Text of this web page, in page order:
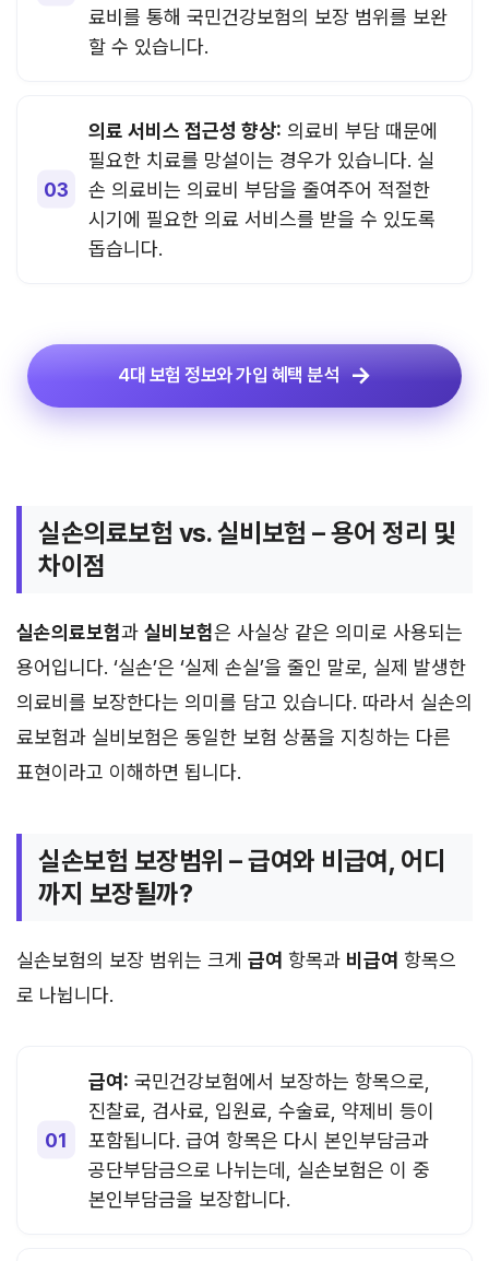
료비를 통해 국민건강보험의 보장 범위를 보완
할 수 있습니다.
의료 서비스 접근성 향상: 의료비 부담 때문에
필요한 치료를 망설이는 경우가 있습니다. 실
손 의료비는 의료비 부담을 줄여주어 적절한
시기에 필요한 의료 서비스를 받을 수 있도록
돕습니다.
4대 보험 정보와 가입 혜택 분석
실손의료보험 vs. 실비보험 – 용어 정리 및
차이점
실손의료보험과 실비보험은 사실상 같은 의미로 사용되는
용어입니다. ‘실손’은 ‘실제 손실’을 줄인 말로, 실제 발생한
의료비를 보장한다는 의미를 담고 있습니다. 따라서 실손의
료보험과 실비보험은 동일한 보험 상품을 지칭하는 다른
표현이라고 이해하면 됩니다.
실손보험 보장범위 – 급여와 비급여, 어디
까지 보장될까?
실손보험의 보장 범위는 크게 급여 항목과 비급여 항목으
로 나뉩니다.
급여: 국민건강보험에서 보장하는 항목으로,
진찰료, 검사료, 입원료, 수술료, 약제비 등이
포함됩니다. 급여 항목은 다시 본인부담금과
공단부담금으로 나뉘는데, 실손보험은 이 중
본인부담금을 보장합니다.